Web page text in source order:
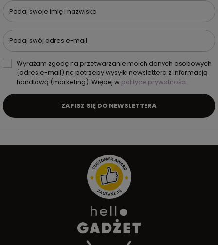
Podaj swoje imię i nazwisko
Podaj swój adres e-mail
Wyrażam zgodę na przetwarzanie moich danych osobowych
(adres e-mail) na potrzeby wysyłki newslettera z informacją
handlową (marketing). Więcej w polityce prywatności.
ZAPISZ SIĘ DO NEWSLETTERA